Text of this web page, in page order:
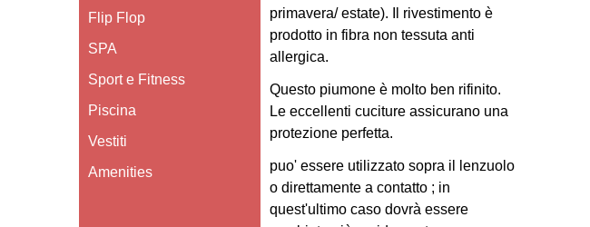
Flip Flop
SPA
Sport e Fitness
Piscina
Vestiti
Amenities
primavera/ estate). Il rivestimento è
prodotto in fibra non tessuta anti
allergica.
Questo piumone è molto ben rifinito.
Le eccellenti cuciture assicurano una
protezione perfetta.
puo' essere utilizzato sopra il lenzuolo
o direttamente a contatto ; in
quest'ultimo caso dovrà essere